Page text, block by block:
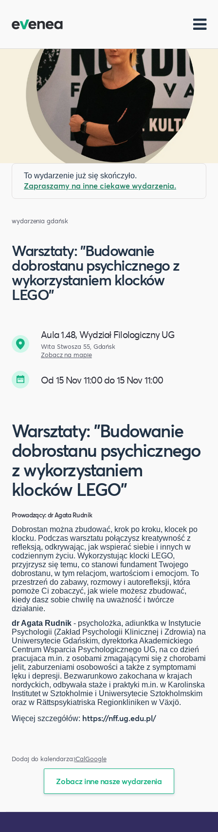
To wydarzenie już się skończyło.
Zapraszamy na inne ciekawe wydarzenia.
wydarzenia gdańsk
Warsztaty: "Budowanie
dobrostanu psychicznego z
wykorzystaniem klocków
LEGO"
Aula 1.48, Wydział Filologiczny UG
Wita Stwosza 55, Gdańsk
Zobacz na mapie
Od 15 Nov 11:00 do 15 Nov 11:00
Warsztaty: "Budowanie
dobrostanu psychicznego
z wykorzystaniem
klocków LEGO"
Prowadzący:dr Agata Rudnik
Dobrostan można zbudować, krok po kroku, klocek po
klocku. Podczas warsztatu połączysz kreatywność z
refleksją, odkrywając, jak wspierać siebie i innych w
codziennym życiu. Wykorzystując klocki LEGO,
przyjrzysz się temu, co stanowi fundament Twojego
dobrostanu, w tym relacjom, wartościom i emocjom. To
przestrzeń do zabawy, rozmowy i autorefleksji, która
pomoże Ci zobaczyć, jak wiele możesz zbudować,
kiedy dasz sobie chwilę na uważność i twórcze
działanie.
dr Agata Rudnik - psycholożka, adiunktka w Instytucie
Psychologii (Zakład Psychologii Klinicznej i Zdrowia) na
Uniwersytecie Gdańskim, dyrektorka Akademickiego
Centrum Wsparcia Psychologicznego UG, na co dzień
pracujaca m.in. z osobami zmagającymi się z chorobami
jelit, zaburzeniami osobowości a także z symptomami
lęku i depresji. Bezwarunkowo zakochana w krajach
nordyckich, odbywała staże i praktyki m.in. w Karolinska
Institutet w Sztokholmie i Uniwersytecie Sztokholmskim
oraz w Rättspsykiatriska Regionkliniken w Växjö.
Więcej szczegółów: https://nff.ug.edu.pl/
Dodaj do kalendarza:iCalGoogle
Zobacz inne nasze wydarzenia